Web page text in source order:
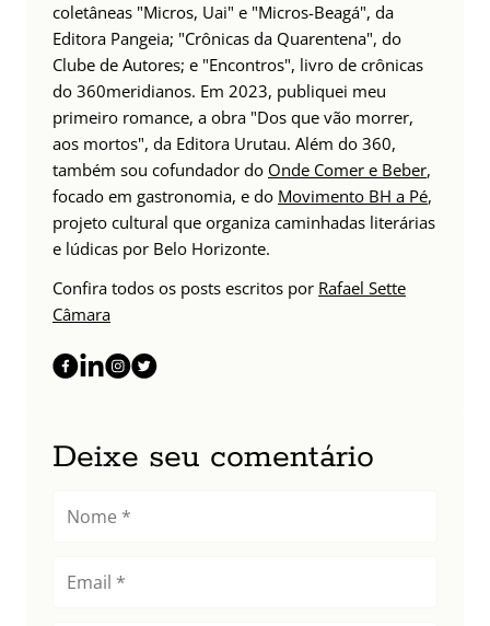
coletâneas "Micros, Uai" e "Micros-Beagá", da
Editora Pangeia; "Crônicas da Quarentena", do
Clube de Autores; e "Encontros", livro de crônicas
do 360meridianos. Em 2023, publiquei meu
primeiro romance, a obra "Dos que vão morrer,
aos mortos", da Editora Urutau. Além do 360,
também sou cofundador do Onde Comer e Beber,
focado em gastronomia, e do Movimento BH a Pé,
projeto cultural que organiza caminhadas literárias
e lúdicas por Belo Horizonte.
Confira todos os posts escritos por Rafael Sette
Câmara
Deixe seu comentário